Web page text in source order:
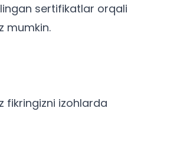
sertifikatlar orqali
mumkin.
fikringizni izohlarda